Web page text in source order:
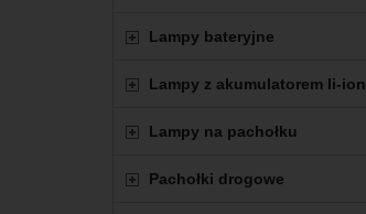
Lampy bateryjne
Lampy z akumulatorem li-ion
Lampy na pachołku
Pachołki drogowe